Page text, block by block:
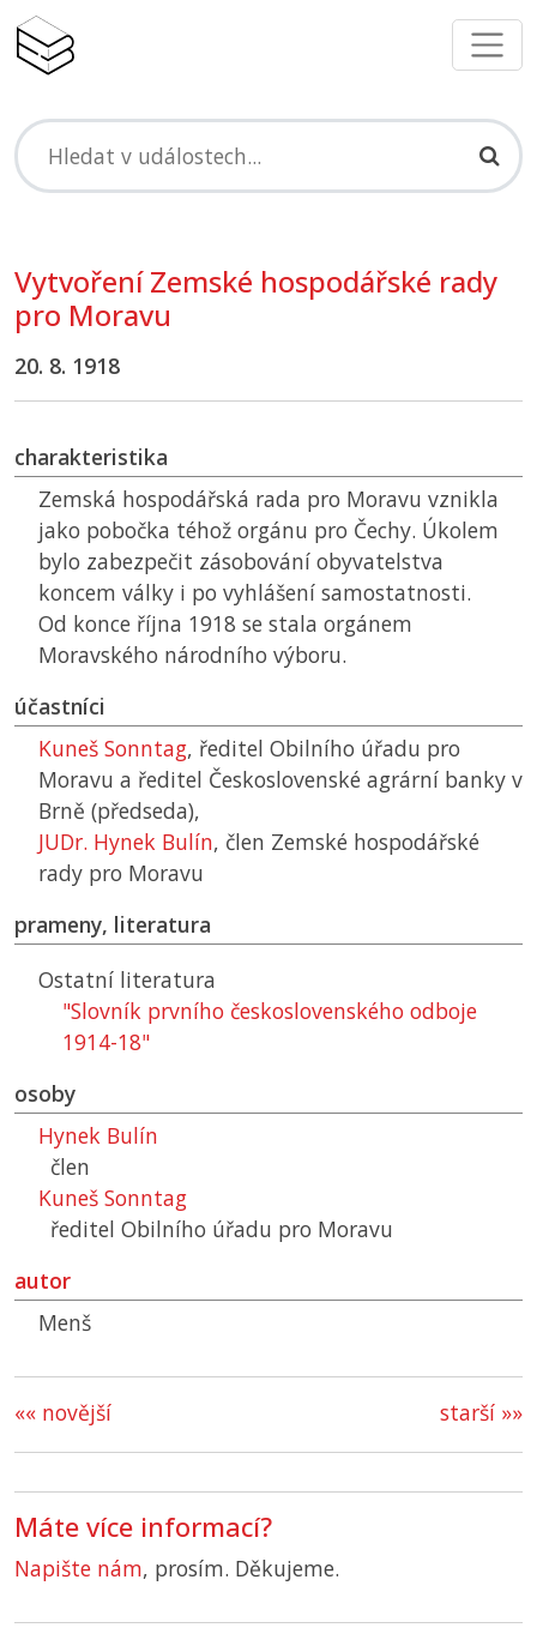
Vytvoření Zemské hospodářské rady
pro Moravu
20. 8. 1918
charakteristika
Zemská hospodářská rada pro Moravu vznikla
jako pobočka téhož orgánu pro Čechy. Úkolem
bylo zabezpečit zásobování obyvatelstva
koncem války i po vyhlášení samostatnosti.
Od konce října 1918 se stala orgánem
Moravského národního výboru.
účastníci
Kuneš Sonntag, ředitel Obilního úřadu pro
Moravu a ředitel Československé agrární banky v
Brně (předseda),
JUDr. Hynek Bulín, člen Zemské hospodářské
rady pro Moravu
prameny, literatura
Ostatní literatura
"Slovník prvního československého odboje
1914-18"
osoby
Hynek Bulín
člen
Kuneš Sonntag
ředitel Obilního úřadu pro Moravu
autor
Menš
starší »»
«« novější
Máte více informací?
Napište nám, prosím. Děkujeme.